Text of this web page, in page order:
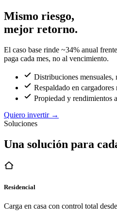
Mismo riesgo,
mejor retorno.
El caso base rinde ~34% anual
paga cada mes, no al vencimiento.
Distribuciones mensuales,
Respaldado en
Propiedad y rendimientos
Quiero invertir →
Soluciones
Una solución para
Residencial
Carga en casa con control total